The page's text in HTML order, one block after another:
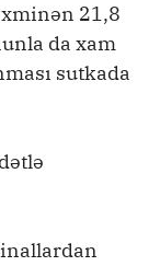
21,8
da xam
sutkada